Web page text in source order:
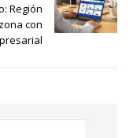
Región
con